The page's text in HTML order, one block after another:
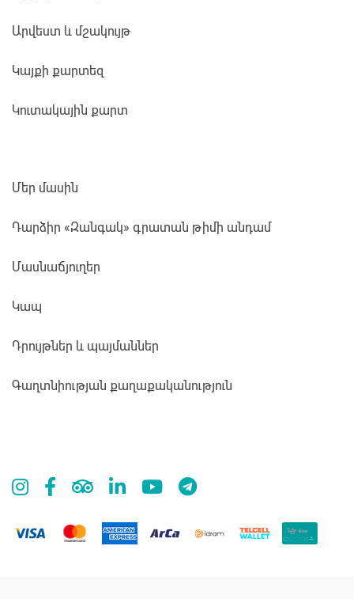
Արվեստ և մշակույթ
Կայքի քարտեզ
Կուտակային քարտ
Մեր մասին
Դարձիր «Զանգակ» գրատան թիմի անդամ
Մասնաճյուղեր
Կապ
Դրույթներ և պայմաններ
Գաղտնիության քաղաքականություն